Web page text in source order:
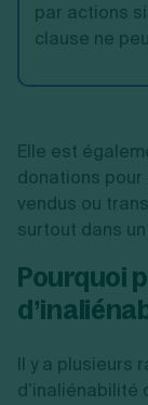
par actions
clause ne
Elle est
donations
vendus ou
surtout dans
Pourquoi
Il y a plusieurs
d’inaliénabilité